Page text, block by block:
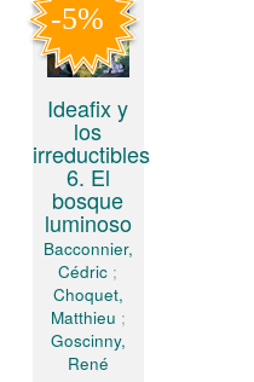
Ideafix y
los
irreductibles
6. El
bosque
luminoso
Bacconnier,
Cédric ;
Choquet,
Matthieu ;
Goscinny,
René